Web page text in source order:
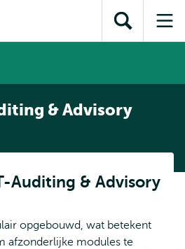
inhoud
Direct naar
subnavigatieToon
zoekveld
& Advisory
Auditing & Advisory
opgebouwd, wat betekent
afzonderlijke modules te